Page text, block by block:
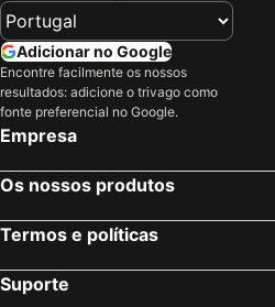
Nambroca, Castela-La Mancha Hotéis
Almagro, Castela-La Mancha Hotéis
Alcázar de San Juan, Castela-La Mancha Hotéis
Tomelloso, Castela-La Mancha Hotéis
Madrid, Madrid Hotéis
Sevilha, Andaluzia Hotéis
Isla Cristina, Andaluzia Hotéis
Adicionar no Google
Encontre facilmente os nossos
resultados: adicione o trivago como
fonte preferencial no Google.
Empresa
Os nossos produtos
Termos e políticas
Suporte